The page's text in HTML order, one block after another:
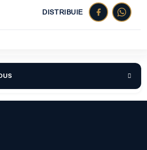
DISTRIBUIE